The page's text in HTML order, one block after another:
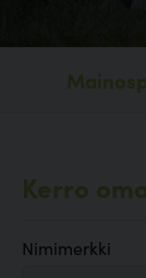
Kerro
Nimimerkki